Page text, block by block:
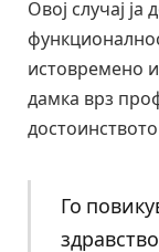
Овој случај
истовремено
дамка врз
Го